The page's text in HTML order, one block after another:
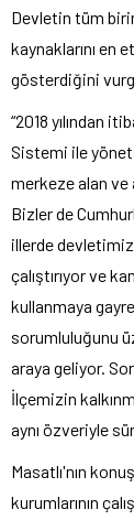
Devletin tüm
kaynaklarını en
gösterdiğini
“2018 yılından
Sistemi ile
merkeze alan ve
Bizler de
illerde
çalıştırıyor ve
kullanmaya
sorumluluğunu
araya geliyor.
İlçemizin
aynı özveriyle
Masatlı'nın
kurumlarının